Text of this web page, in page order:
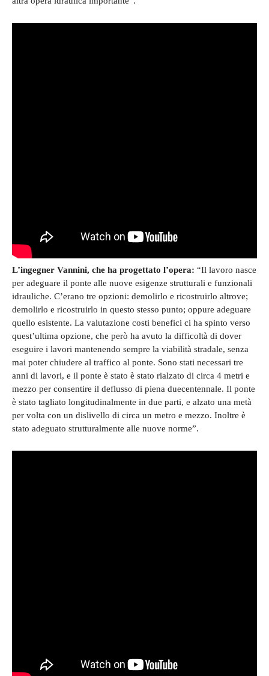
L’ingegner Vannini, che ha progettato l’opera: “Il lavoro nasce
per adeguare il ponte alle nuove esigenze strutturali e funzionali
idrauliche. C’erano tre opzioni: demolirlo e ricostruirlo altrove;
demolirlo e ricostruirlo in questo stesso punto; oppure adeguare
quello esistente. La valutazione costi benefici ci ha spinto verso
quest’ultima opzione, che però ha avuto la difficoltà di dover
eseguire i lavori mantenendo sempre la viabilità stradale, senza
mai poter chiudere al traffico al ponte. Sono stati necessari tre
anni di lavori, e il ponte è stato è stato rialzato di circa 4 metri e
mezzo per consentire il deflusso di piena duecentennale. Il ponte
è stato tagliato longitudinalmente in due parti, e alzato una metà
per volta con un dislivello di circa un metro e mezzo. Inoltre è
stato adeguato strutturalmente alle nuove norme”.